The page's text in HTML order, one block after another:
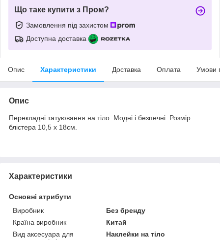
Що таке купити з Пром?
Замовлення під захистом
Доступна доставка
Опис Характеристики Доставка Оплата Умови
Опис
Перекладні татуювання на тіло. Модні і безпечні. Розмір
блістера 10,5 х 18см.
Характеристики
Основні атрибути
Виробник
Без бренду
Країна виробник
Китай
Вид аксесуара для
Наклейки на тіло